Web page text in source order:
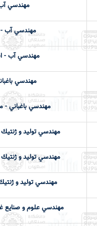
مهندسي
مهندسي آب -
مهندسي آب -
مهندسي
مهندسي باغباني -
مهندسي توليد و
مهندسي توليد و
مهندسي توليد و
مهندسي علوم و صنايع